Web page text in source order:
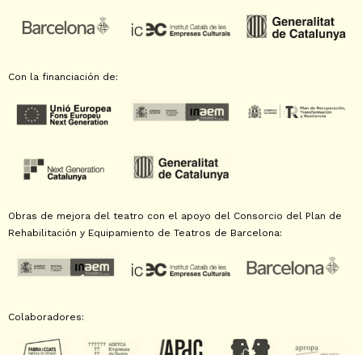
Con la financiación de:
Obras de mejora del teatro con el apoyo del Consorcio del Plan de
Rehabilitación y Equipamiento de Teatros de Barcelona:
Colaboradores: